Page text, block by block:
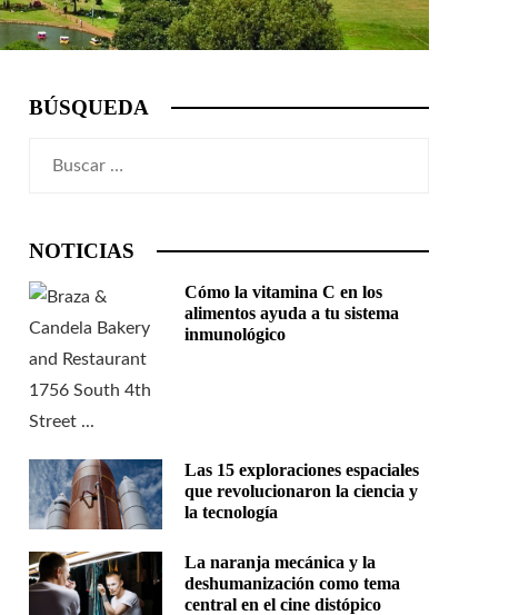
BÚSQUEDA
NOTICIAS
Cómo la vitamina C en los
alimentos ayuda a tu sistema
inmunológico
Las 15 exploraciones espaciales
que revolucionaron la ciencia y
la tecnología
La naranja mecánica y la
deshumanización como tema
central en el cine distópico